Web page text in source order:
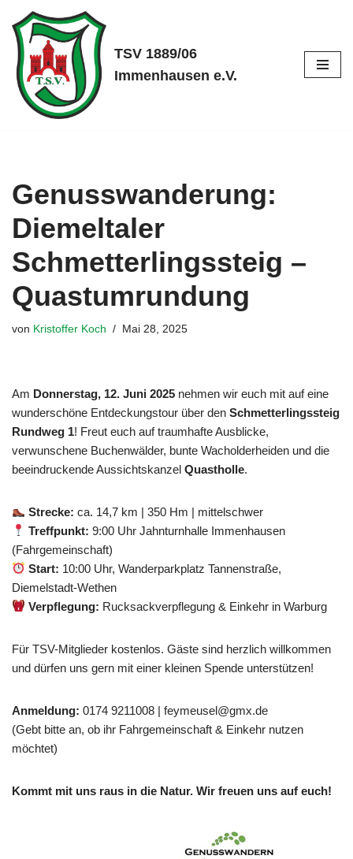
Zum
Inhalt
springen
TSV 1889/06
Immenhausen e.V.
Genusswanderung:
Diemeltaler
Schmetterlingssteig –
Quastumrundung
von Kristoffer Koch Mai 28, 2025
Am Donnerstag, 12. Juni 2025 nehmen wir euch mit auf eine
wunderschöne Entdeckungstour über den Schmetterlingssteig
Rundweg 1! Freut euch auf traumhafte Ausblicke,
verwunschene Buchenwälder, bunte Wacholderheiden und die
beeindruckende Aussichtskanzel Quastholle.
Strecke: ca. 14,7 km | 350 Hm | mittelschwer
Treffpunkt: 9:00 Uhr Jahnturnhalle Immenhausen
(Fahrgemeinschaft)
Start: 10:00 Uhr, Wanderparkplatz Tannenstraße,
Diemelstadt-Wethen
Verpflegung: Rucksackverpflegung & Einkehr in Warburg
Für TSV-Mitglieder kostenlos. Gäste sind herzlich willkommen
und dürfen uns gern mit einer kleinen Spende unterstützen!
Anmeldung: 0174 9211008 | feymeusel@gmx.de
(Gebt bitte an, ob ihr Fahrgemeinschaft & Einkehr nutzen
möchtet)
Kommt mit uns raus in die Natur. Wir freuen uns auf euch!